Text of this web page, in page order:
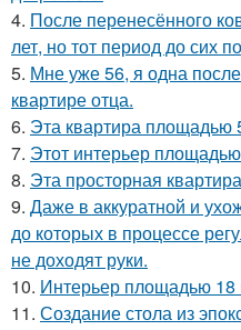
4. После перенесённого
лет, но тот период до сих
5. Мне уже 56, я одна
квартире отца.
6. Эта квартира площадью
7. Этот интерьер
8. Эта просторная
9. Даже в аккуратной и
до которых в процессе
не доходят руки.
10. Интерьер площадью 18
11. Создание стола из